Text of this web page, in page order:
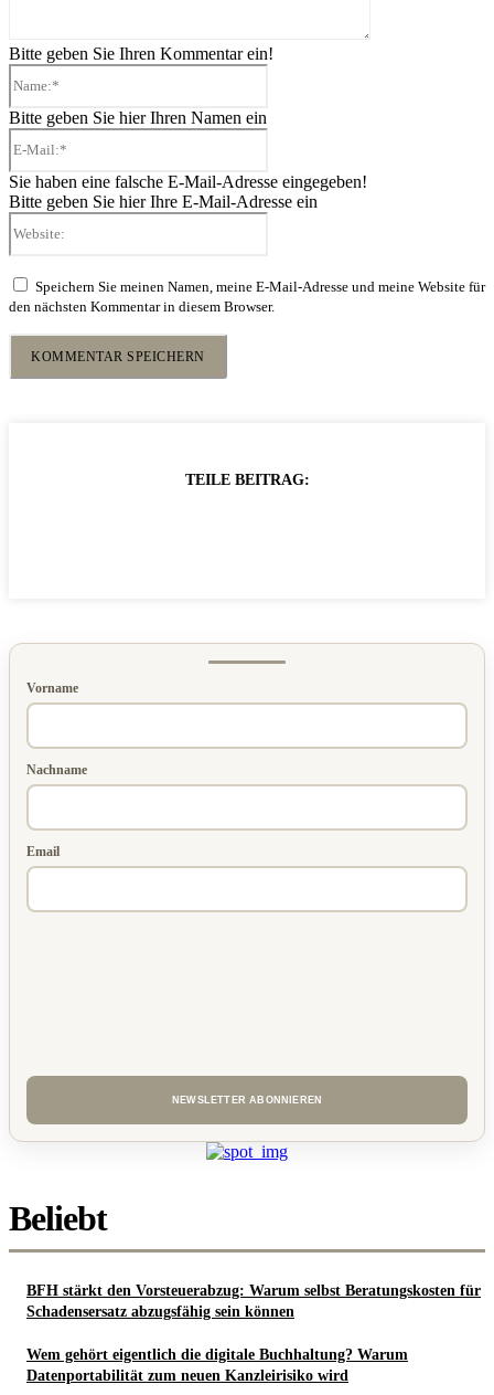
Bitte geben Sie Ihren Kommentar ein!
Bitte geben Sie hier Ihren Namen ein
Sie haben eine falsche E-Mail-Adresse eingegeben!
Bitte geben Sie hier Ihre E-Mail-Adresse ein
Speichern Sie meinen Namen, meine E-Mail-Adresse und meine Website für
den nächsten Kommentar in diesem Browser.
TEILE BEITRAG:
Vorname
Nachname
Email
Beliebt
BFH stärkt den Vorsteuerabzug: Warum selbst Beratungskosten für
Schadensersatz abzugsfähig sein können
Wem gehört eigentlich die digitale Buchhaltung? Warum
Datenportabilität zum neuen Kanzleirisiko wird